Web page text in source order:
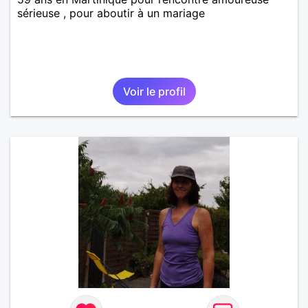
sérieuse , pour aboutir à un mariage
Voir le profil